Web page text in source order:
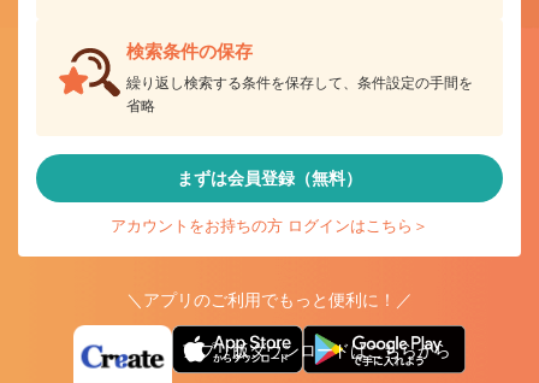
検索条件の保存
繰り返し検索する条件を保存して、条件設定の手間を
省略
まずは会員登録（無料）
アカウントをお持ちの方 ログインはこちら＞
＼アプリのご利用でもっと便利に！／
アプリ版ダウンロードはこちらから